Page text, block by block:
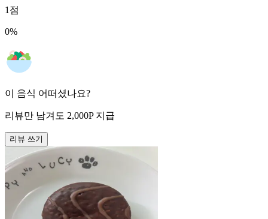
1 점
0%
이 음식 어떠셨나요?
리뷰만 남겨도 2,000P 지급
리뷰 쓰기